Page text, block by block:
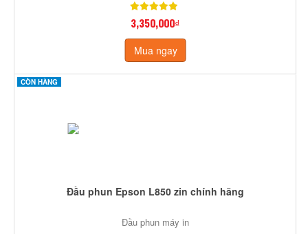
3,350,000₫
Mua ngay
CÒN HÀNG
Đầu phun Epson L850 zin chính hãng
Đầu phun máy in